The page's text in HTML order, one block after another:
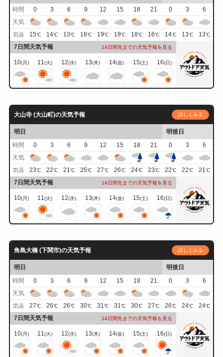
時間
0 3 6 9 12 15 18 21 0 3
6
天気
気温 15℃ 14℃ 13℃ 18℃ 19℃ 19℃ 18℃ 16℃ 14℃ 13℃ 13℃
7日間天気予報 14日間先までの天気予報を見る
10(月) 11(火) 12(水) 13(木) 14(金) 15(土) 16(日)
大山寺 (大山町)の天気予報 詳しくみる
明日
明後日
時間
0 3 6 9 12 15 18 21 0 3
6
天気
気温 23℃ 22℃ 21℃ 25℃ 27℃ 26℃ 24℃ 23℃ 22℃ 22℃ 21℃
7日間天気予報 14日間先までの天気予報を見る
10(月) 11(火) 12(水) 13(木) 14(金) 15(土) 16(日)
角島大橋 (下関市)の天気予報 詳しくみる
明日
明後日
時間
0 3 6 9 12 15 18 21 0 3
6
天気
気温 27℃ 26℃ 26℃ 30℃ 31℃ 31℃ 30℃ 27℃ 26℃ 24℃ 24℃
7日間天気予報 14日間先までの天気予報を見る
10(月) 11(火) 12(水) 13(木) 14(金) 15(土) 16(日)